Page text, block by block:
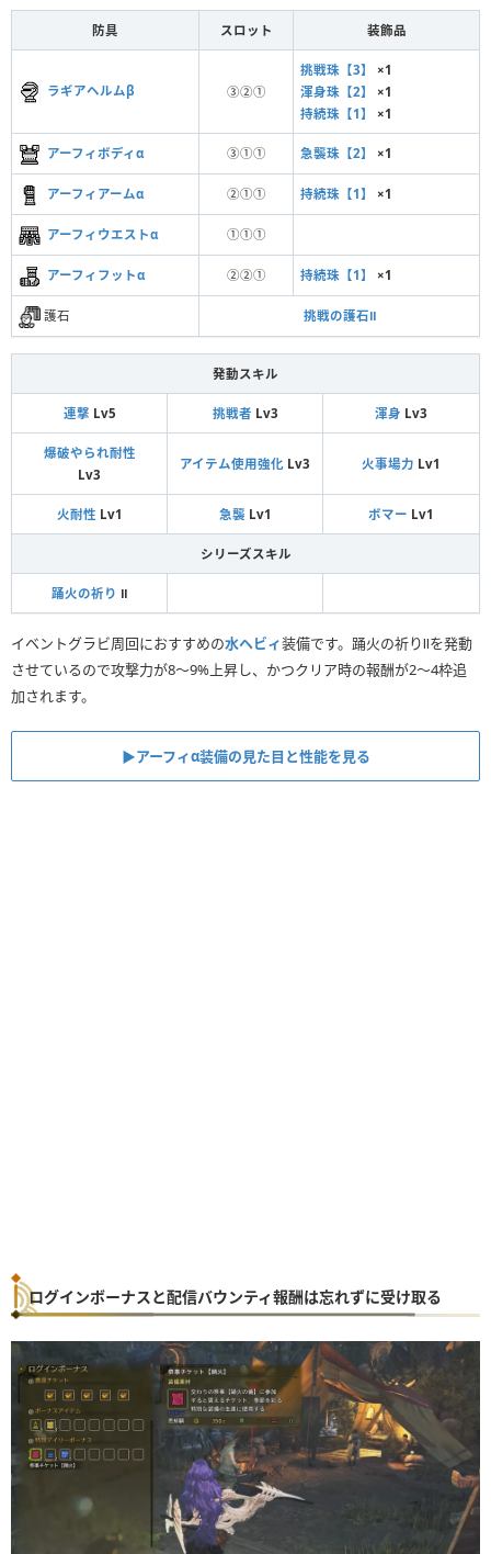
防具 スロット 装飾品
ラギアヘルムβ ③②①
挑戦珠【3】
×1
渾身珠【2】
×1
持続珠【1】
×1
アーフィボディα ③①① 急襲珠【2】 ×1
アーフィアームα ②①① 持続珠【1】 ×1
アーフィウエストα ①①①
アーフィフットα ②②① 持続珠【1】 ×1
護石 挑戦の護石Ⅱ
発動スキル
連撃 Lv5 挑戦者 Lv3 渾身 Lv3
爆破やられ耐性
Lv3
アイテム使用強化 Lv3 火事場力 Lv1
火耐性 Lv1 急襲 Lv1 ボマー Lv1
シリーズスキル
踊火の祈り Ⅱ
イベントグラビ周回におすすめの水ヘビィ装備です。踊火の祈りⅡを発動
させているので攻撃力が8〜9%上昇し、かつクリア時の報酬が2～4枠追
加されます。
▶︎アーフィα装備の見た目と性能を見る
ログインボーナスと配信バウンティ報酬は忘れずに受け取る